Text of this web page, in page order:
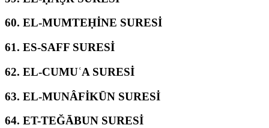
60. EL-MUMTEḤİNE SURESİ
61. ES-SAFF SURESİ
62. EL-CUMUʿA SURESİ
63. EL-MUNÂFİKŪN SURESİ
64. ET-TEĞĀBUN SURESİ